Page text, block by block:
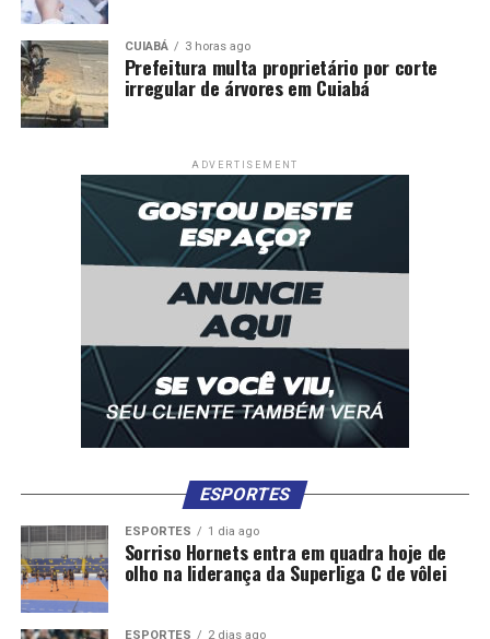
CUIABÁ 3 horas ago
Prefeitura multa proprietário por corte
irregular de árvores em Cuiabá
ADVERTISEMENT
ESPORTES
ESPORTES 1 dia ago
Sorriso Hornets entra em quadra hoje de
olho na liderança da Superliga C de vôlei
ESPORTES 2 dias ago